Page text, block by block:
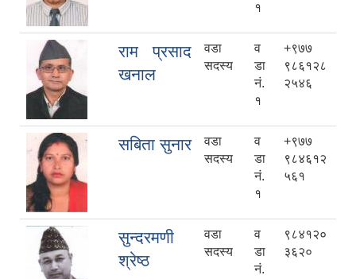
१
राम प्रसाद
खनाल
वडा
सदस्य
व
डा
नं.
१
+९७७
९८६१२८
२५४६
सबिता सुनार
वडा
सदस्य
व
डा
नं.
१
+९७७
९८४६१२
५६१
सुन्दरमणी
श्रेष्ठ
वडा
सदस्य
व
डा
नं.
९८४१२०
३६२०